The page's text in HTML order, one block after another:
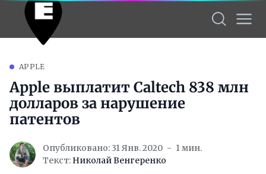
APPLE
Apple выплатит Caltech 838 млн
долларов за нарушение
патентов
Опубликовано: 31 Янв. 2020
1 мин.
Текст: Николай Венгеренко